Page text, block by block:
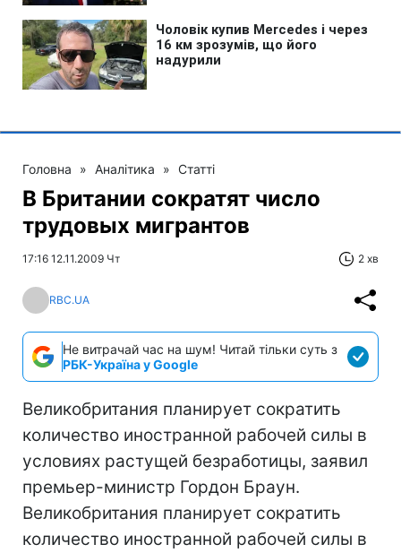
Головна » Аналітика » Статті
В Британии сократят число
трудовых мигрантов
17:16 12.11.2009 Чт 2 хв
RBC.UA
Не витрачай час на шум! Читай тільки суть з
РБК-Україна у Google
Великобритания планирует сократить
количество иностранной рабочей силы в
условиях растущей безработицы, заявил
премьер-министр Гордон Браун.
Великобритания планирует сократить
количество иностранной рабочей силы в